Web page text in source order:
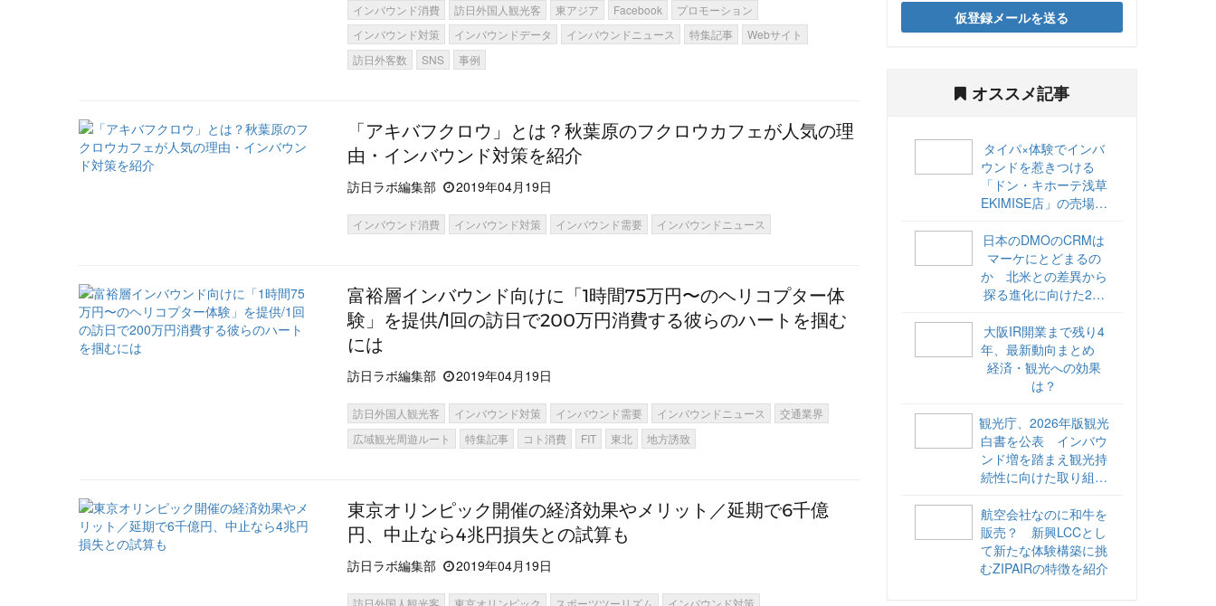
インバウンド消費 訪日外国人観光客 東アジア Facebook
プロモーション
インバウンド対策
インバウンドデータ インバウンドニュース 特集記事
Webサイト
訪日外客数
SNS 事例
「アキバフクロウ」とは？秋葉原のフクロウカフェが人気の理
由・インバウンド対策を紹介
訪日ラボ編集部 2019年04月19日
インバウンド消費 インバウンド対策 インバウンド需要 インバウンドニュース
富裕層インバウンド向けに「1時間75万円〜のヘリコプター体
験」を提供/1回の訪日で200万円消費する彼らのハートを掴む
には
訪日ラボ編集部 2019年04月19日
訪日外国人観光客 インバウンド対策 インバウンド需要 インバウンドニュース
交通業界
広域観光周遊ルート
特集記事 コト消費 FIT 東北 地方誘致
東京オリンピック開催の経済効果やメリット／延期で6千億
円、中止なら4兆円損失との試算も
訪日ラボ編集部 2019年04月19日
訪日外国人観光客 東京オリンピック スポーツツーリズム
インバウンド対策
仮登録メールを送る
オススメ記事
タイパ×体験でインバ
ウンドを惹きつける
「ドン・キホーテ浅草
EKIMISE店」の売場づ
日本のDMOのCRMは
マーケにとどまるの
か 北米との差異から
探る進化に向けた2ス
海外DMOのリアル
vol.6】
大阪IR開業まで残り4
年、最新動向まとめ
経済・観光への効果
は？
観光庁、2026年版観光
白書を公表 インバウ
ンド増を踏まえ観光持
続性に向けた取り組み
航空会社なのに和牛を
販売？ 新興LCCとし
て新たな体験構築に挑
むZIPAIRの特徴を紹介